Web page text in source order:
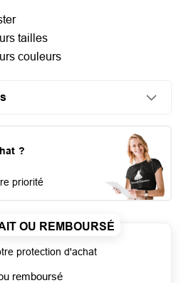
tailles
couleurs
?
priorité
OU REMBOURSÉ
protection d'achat
remboursé